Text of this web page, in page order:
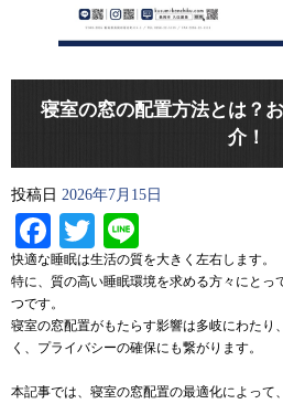
寝室の窓の配置方法とは？
介！
投稿日 2026年7月15日
Facebook
Twitter
快適な睡眠は生活の質を大きく左右します。
特に、質の高い睡眠環境を求める方々にとっ
つです。
寝室の窓配置がもたらす影響は多岐にわたり
く、プライバシーの確保にも繋がります。
本記事では、寝室の窓配置の最適化によって